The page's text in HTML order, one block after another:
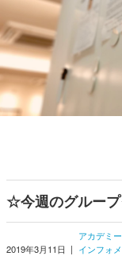
☆今週のグルー
2019年3月11日 |
アカデミー
インフォ